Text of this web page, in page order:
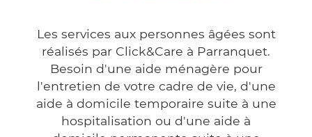
Les services aux personnes âgées sont
réalisés par Click&Care à Parranquet.
Besoin d'une aide ménagère pour
l'entretien de votre cadre de vie, d'une
aide à domicile temporaire suite à une
hospitalisation ou d'une aide à